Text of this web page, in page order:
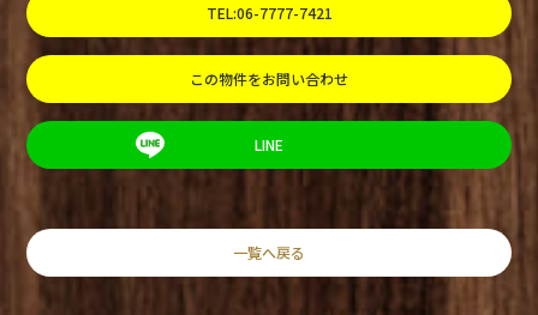
TEL:06-7777-7421
この物件をお問い合わせ
LINE
一覧へ戻る